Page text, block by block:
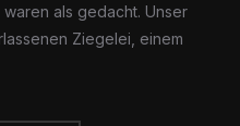
als gedacht. Unser
Ziegelei, einem